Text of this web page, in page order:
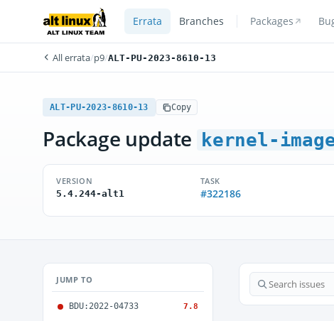
Errata Branches Packages
All errata/p9/ALT-PU-2023-8610-13
ALT-PU-2023-8610-13 Copy
Package update kernel-
VERSION
5.4.244-alt1
TASK
#322186
JUMP TO
BDU:2022-04733 7.8